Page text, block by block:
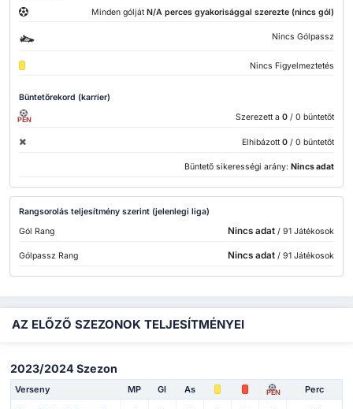
Minden gólját N/A perces gyakorisággal szerezte (nincs gól)
Nincs Gólpassz
Nincs Figyelmeztetés
Büntetőrekord (karrier)
PEN Szerezett a 0 / 0 büntetőt
Elhibázott 0 / 0 büntetőt
Büntető sikerességi arány: Nincs adat
Rangsorolás teljesítmény szerint (jelenlegi liga)
Gól Rang
Nincs adat/ 91 Játékosok
Gólpassz Rang Nincs adat/ 91 Játékosok
AZ ELŐZŐ SZEZONOK TELJESÍTMÉNYEI
2023/2024 Szezon
Verseny MP Gl As PEN Perc